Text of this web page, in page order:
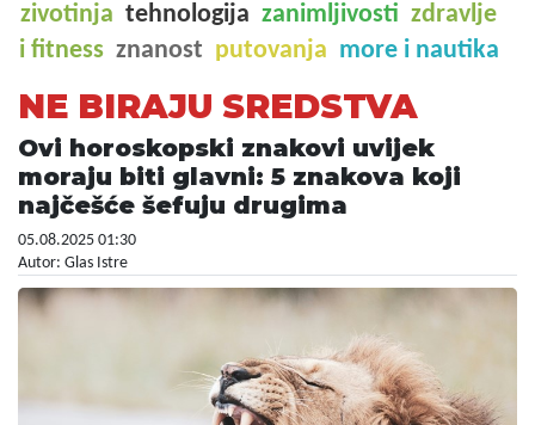
zivotinja tehnologija zanimljivosti zdravlje
i fitness znanost putovanja more i nautika
NE BIRAJU SREDSTVA
Ovi horoskopski znakovi uvijek
moraju biti glavni: 5 znakova koji
najčešće šefuju drugima
05.08.2025 01:30
Autor: Glas Istre